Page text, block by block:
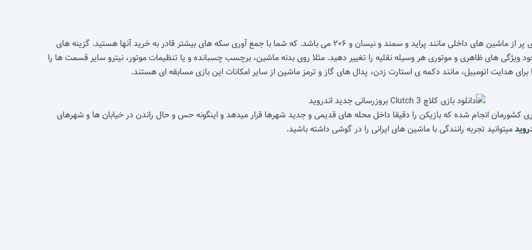
داشتن گاراژی پر از ماشین های داخلی مانند پراید و سمند و نیسان و ۲۰۶ می باشد. که شما با جمع آوری سکه های بیشتر قادر به خرید آنها هستید. گزینه های
ویژگی های ظاهری و موتوری هر وسیله نقلیه را تغییر دهید. مثلا روی بدنه ماشین، برچسب چسبانده و یا تنظیمات موتور، نیترو سایر قسمت ها را
هدایت اتومبیل، مانند دکمه ی استارت زدن، پدال های گاز و ترمز ماشین از سایر امکانات این بازی مسابقه ای هستند.
کشورمان انجام شده که بازیکن را دقیقا داخل محله های قدیمی و جدید شهرها قرار میدهد و اینگونه حس و حال راندن در خیابان ها و شهرهای
میتوانید تجربه رانندگی با ماشین های ایرانی را در گوشی داشته باشید.